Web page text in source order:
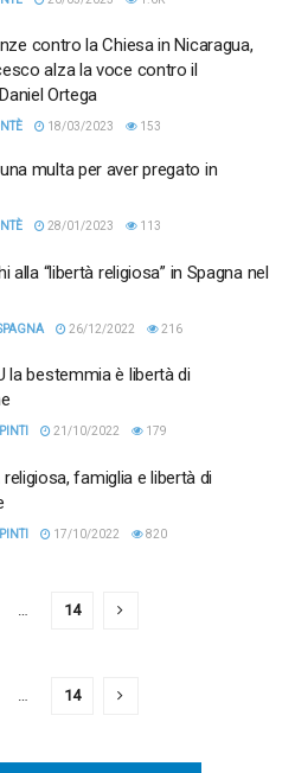
contro la Chiesa in Nicaragua,
alza la voce contro il
Ortega
18/03/2023 153
multa per aver pregato in
28/01/2023 113
alla “libertà religiosa” in Spagna nel
26/12/2022 216
la bestemmia è libertà di
21/10/2022 179
famiglia e libertà di
17/10/2022 820
… 14
… 14